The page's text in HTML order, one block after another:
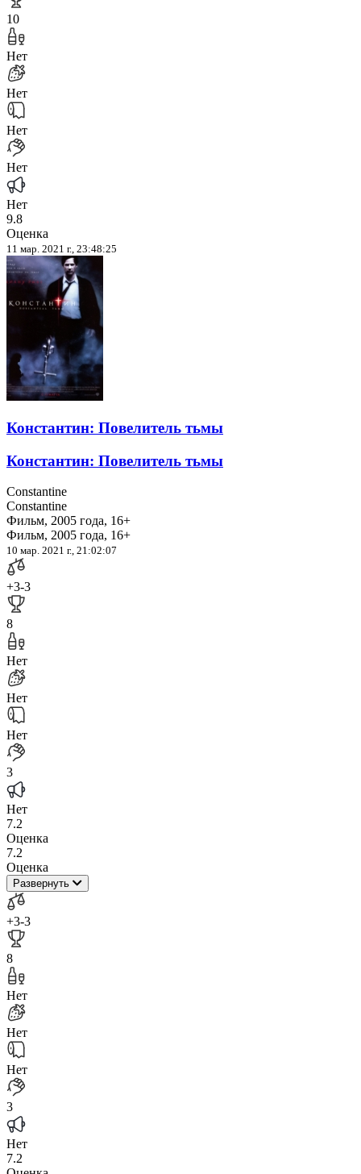
10
Нет
Нет
Нет
Нет
Нет
9.8
Оценка
11 мар. 2021 г., 23:48:25
Константин: Повелитель тьмы
Константин: Повелитель тьмы
Constantine
Constantine
Фильм, 2005 года, 16+
Фильм, 2005 года, 16+
10 мар. 2021 г., 21:02:07
+3-3
8
Нет
Нет
Нет
3
Нет
7.2
Оценка
7.2
Оценка
Развернуть
+3-3
8
Нет
Нет
Нет
3
Нет
7.2